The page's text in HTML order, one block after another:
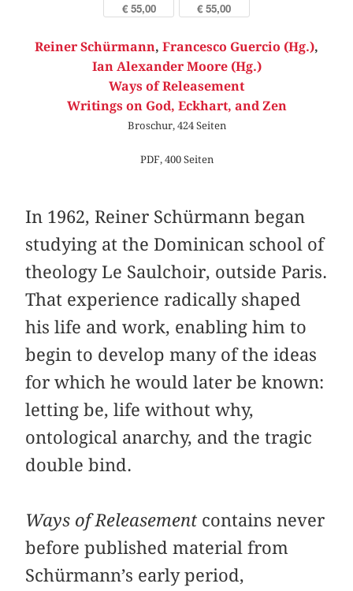
€ 55,00 € 55,00
Reiner Schürmann, Francesco Guercio (Hg.),
Ian Alexander Moore (Hg.)
Ways of Releasement
Writings on God, Eckhart, and Zen
Broschur, 424 Seiten
PDF, 400 Seiten
In 1962, Reiner Schürmann began
studying at the Dominican school of
theology Le Saulchoir, outside Paris.
That experience radically shaped
his life and work, enabling him to
begin to develop many of the ideas
for which he would later be known:
letting be, life without why,
ontological anarchy, and the tragic
double bind.
Ways of Releasement contains never
before published material from
Schürmann’s early period,